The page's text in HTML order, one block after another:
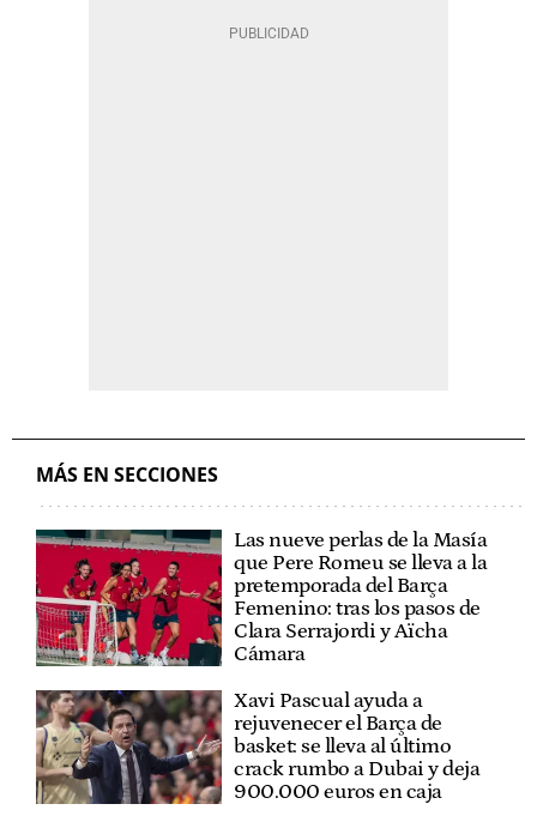
MÁS EN SECCIONES
Las nueve perlas de la Masía
que Pere Romeu se lleva a la
pretemporada del Barça
Femenino: tras los pasos de
Clara Serrajordi y Aïcha
Cámara
Xavi Pascual ayuda a
rejuvenecer el Barça de
basket: se lleva al último
crack rumbo a Dubai y deja
900.000 euros en caja